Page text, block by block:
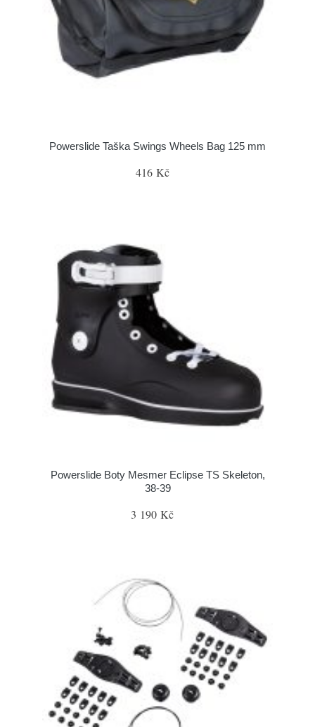
Powerslide Taška Swings Wheels Bag 125 mm
416 Kč
Powerslide Boty Mesmer Eclipse TS Skeleton,
38-39
3 190 Kč